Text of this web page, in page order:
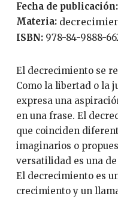
Fecha de publicación:
Materia:
ISBN: 978-84-9888-
El decrecimiento se resiste a una definición simple.
Como la libertad o la
expresa una
en una frase. El
que coinciden
imaginarios o
versatilidad es una
El decrecimiento es
crecimiento y un